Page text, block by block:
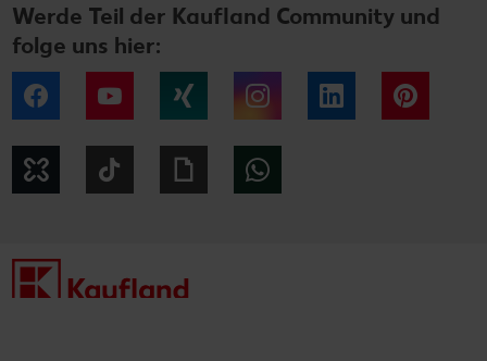
Werde Teil der Kaufland Community und
folge uns hier:
Facebook YouTube Xing Instagram LinkedIn
Kununu Giphy